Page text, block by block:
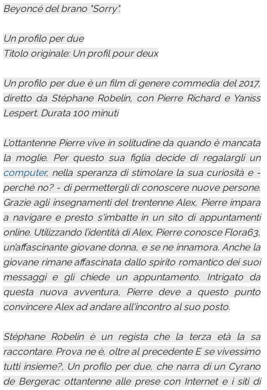
Beyoncé del brano "Sorry".
Un profilo per due
Titolo originale: Un profil pour deux
Un profilo per due è un film di genere commedia del 2017,
diretto da Stéphane Robelin, con Pierre Richard e Yaniss
Lespert. Durata 100 minuti
L'ottantenne Pierre vive in solitudine da quando è mancata
la moglie. Per questo sua figlia decide di regalargli un
computer, nella speranza di stimolare la sua curiosità e -
perché no? - di permettergli di conoscere nuove persone.
Grazie agli insegnamenti del trentenne Alex, Pierre impara
a navigare e presto s'imbatte in un sito di appuntamenti
online. Utilizzando l’identità di Alex, Pierre conosce Flora63,
un’affascinante giovane donna, e se ne innamora. Anche la
giovane rimane affascinata dallo spirito romantico dei suoi
messaggi e gli chiede un appuntamento. Intrigato da
questa nuova avventura, Pierre deve a questo punto
convincere Alex ad andare all'incontro al suo posto.
Stéphane Robelin è un regista che la terza età la sa
raccontare. Prova ne è, oltre al precedente E se vivessimo
tutti insieme?, Un profilo per due, che narra di un Cyrano
de Bergerac ottantenne alle prese con Internet e i siti di